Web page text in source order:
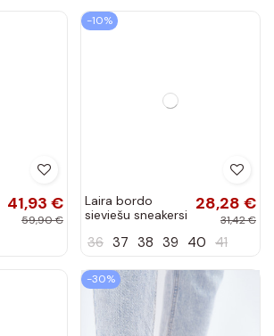
41,93 €
59,90 €
-10%
Laira bordo
sieviešu sneakersi
formu
28,28 €
31,42 €
36 37 38 39 40 41
-30%